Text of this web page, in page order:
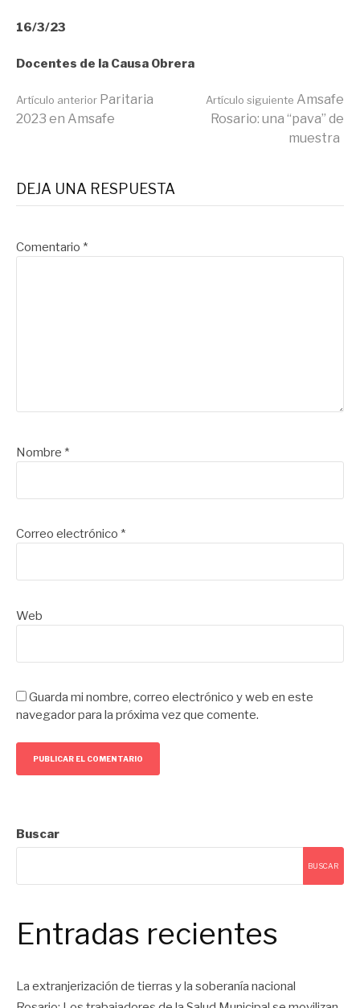
16/3/23
Docentes de la Causa Obrera
Seguir
Artículo anterior Paritaria
2023 en Amsafe
Artículo siguiente Amsafe
Rosario: una “pava” de
muestra
DEJA UNA RESPUESTA
Comentario *
Nombre *
Correo electrónico *
Web
Guarda mi nombre, correo electrónico y web en este
navegador para la próxima vez que comente.
Buscar
BUSCAR
Entradas recientes
La extranjerización de tierras y la soberanía nacional